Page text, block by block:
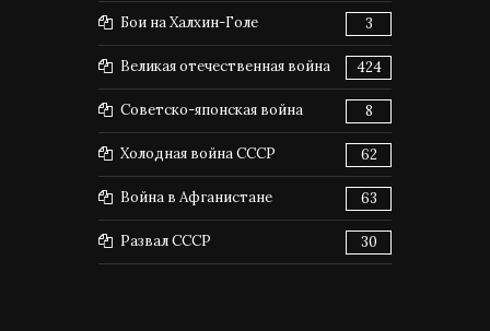
Бои на Халхин-Голе 3
Великая отечественная война 424
Советско-японская война 8
Холодная война СССР 62
Война в Афганистане 63
Развал СССР 30